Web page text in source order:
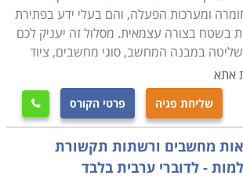
בהתאם למסלול הלימודים ולמכללה
פרק הזמן הדרוש משתנה מקורס לקורס,
ישיר למשך זמן הלימודים. קיימים לא
שמוכרים ללימודים על חשבון הפיקדון
או שמוצעים במסגרת קורסים על חשבון
ומערכות הפעלה, והם בעלי ידע בפתירת
בשטח בצורה עצמאית. מסלול זה יעניק לכם
במבנה המחשב, סוגי מחשבים, ציוד
אתא
שליחת פניה פרטי הקורס 
מחשבים ורשתות תקשורת
- לדוברי ערבית בלבד